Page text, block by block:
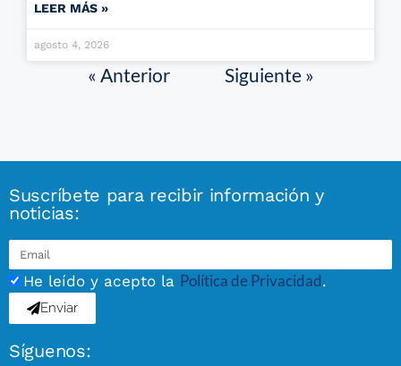
LEER MÁS »
agosto 4, 2026
« Anterior Siguiente »
Suscríbete para recibir información y
noticias:
He leído y acepto la Política de Privacidad.
Enviar
Síguenos: